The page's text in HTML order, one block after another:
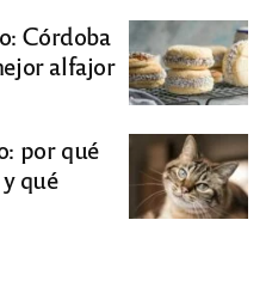
Córdoba
alfajor
por qué
qué